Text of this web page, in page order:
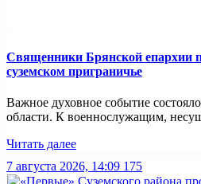
Священники Брянской епархии
суземском приграничье
Важное духовное событие
области. К военнослужащим,
Читать далее
7 августа 2026, 14:09 175